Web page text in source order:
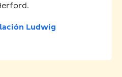
Ludwig